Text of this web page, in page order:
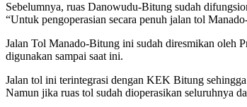
Sebelumnya, ruas Danowudu-Bitung sudah
“Untuk pengoperasian secara penuh jalan tol
Jalan Tol Manado-Bitung ini sudah diresmikan oleh
digunakan sampai saat ini.
Jalan tol ini terintegrasi dengan KEK Bitung
Namun jika ruas tol sudah dioperasikan seluruhnya